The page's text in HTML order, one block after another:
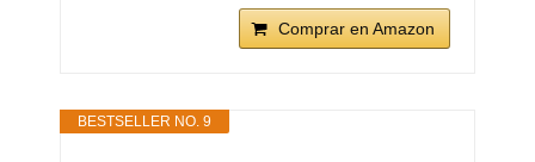
Comprar en Amazon
BESTSELLER NO. 9